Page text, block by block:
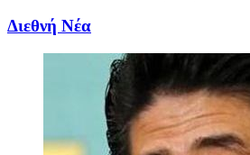
Διεθνή Νέα